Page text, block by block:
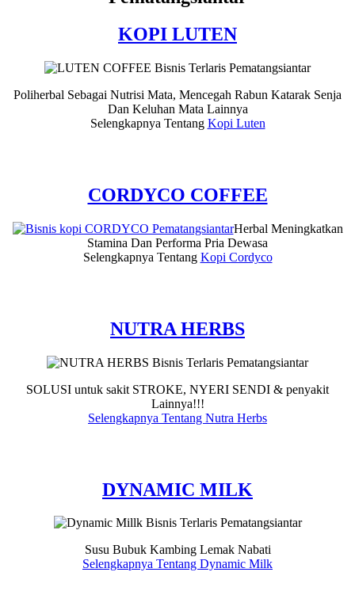
KOPI LUTEN
Poliherbal Sebagai Nutrisi Mata, Mencegah Rabun Katarak Senja
Dan Keluhan Mata Lainnya
Selengkapnya Tentang Kopi Luten
CORDYCO COFFEE
Herbal Meningkatkan
Stamina Dan Performa Pria Dewasa
Selengkapnya Tentang Kopi Cordyco
NUTRA HERBS
SOLUSI untuk sakit STROKE, NYERI SENDI & penyakit
Lainnya!!!
Selengkapnya Tentang Nutra Herbs
DYNAMIC MILK
Susu Bubuk Kambing Lemak Nabati
Selengkapnya Tentang Dynamic Milk